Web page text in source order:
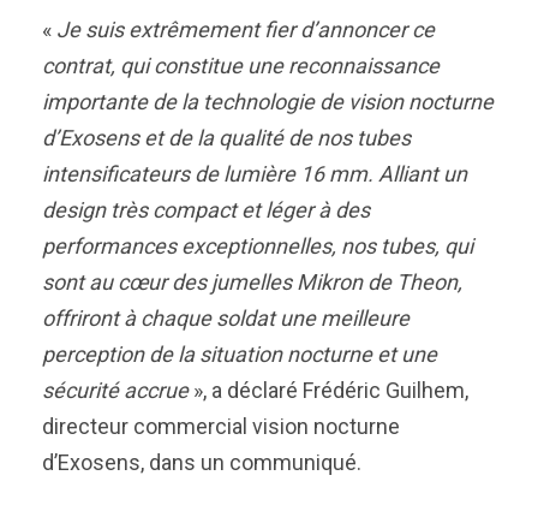
« Je suis extrêmement fier d’annoncer ce
contrat, qui constitue une reconnaissance
importante de la technologie de vision nocturne
d’Exosens et de la qualité de nos tubes
intensificateurs de lumière 16 mm. Alliant un
design très compact et léger à des
performances exceptionnelles, nos tubes, qui
sont au cœur des jumelles Mikron de Theon,
offriront à chaque soldat une meilleure
perception de la situation nocturne et une
sécurité accrue», a déclaré Frédéric Guilhem,
directeur commercial vision nocturne
d’Exosens, dans un communiqué.